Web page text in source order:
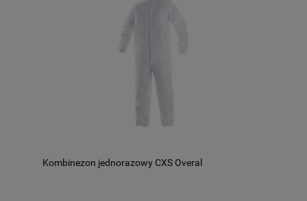
Kombinezon jednorazowy CXS Overal